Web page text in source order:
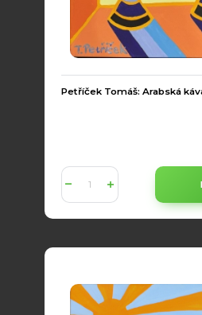
Petříček Tomáš: Arabská